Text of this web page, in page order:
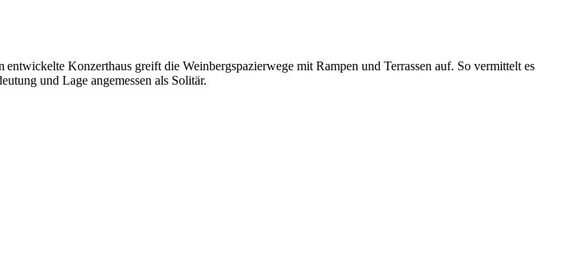
Konzerthaus greift die Weinbergspazierwege mit Rampen und Terrassen auf. So vermittelt es
und Lage angemessen als Solitär.